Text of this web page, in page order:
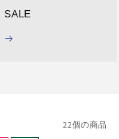
SALE
22個の商品